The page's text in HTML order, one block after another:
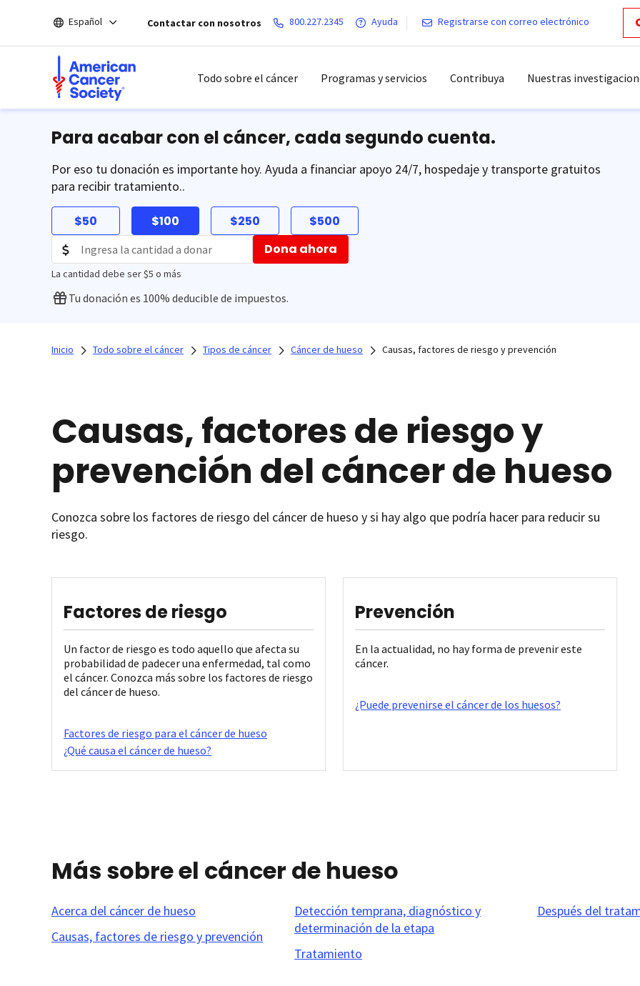
el
Español Contactar con nosotros 800.227.2345 Ayuda Registrarse con correo electrónico
Todo sobre el cáncer Programas y servicios Contribuya Nuestras
Para acabar con el cáncer, cada segundo cuenta.
Por eso tu donación es importante hoy. Ayuda a financiar apoyo 24/7, hospedaje y transporte gratuitos
para recibir tratamiento..
$50 $100 $250 $500
La cantidad debe ser $5 o más
Dona ahora
Tu donación es 100% deducible de impuestos.
Inicio Todo sobre el cáncer Tipos de cáncer Cáncer de hueso Causas, factores de riesgo y prevención
Causas, factores de riesgo y
prevención del cáncer de hueso
Conozca sobre los factores de riesgo del cáncer de hueso y si hay algo que podría hacer para reducir su
riesgo.
Factores de riesgo
Un factor de riesgo es todo aquello que afecta su
probabilidad de padecer una enfermedad, tal como
el cáncer. Conozca más sobre los factores de riesgo
del cáncer de hueso.
Factores de riesgo para el cáncer de hueso
¿Qué causa el cáncer de hueso?
Prevención
En la actualidad, no hay forma de prevenir este
cáncer.
¿Puede prevenirse el cáncer de los huesos?
Más sobre el cáncer de hueso
Acerca del cáncer de hueso
Causas, factores de riesgo y prevención
Detección temprana, diagnóstico y
determinación de la etapa
Tratamiento
Después del